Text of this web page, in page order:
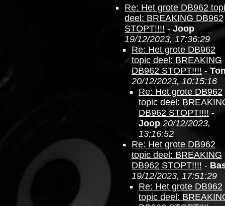
Re: Het grote DB962
deel: BREAKING DB962
STOPT!!!! - Joop
19/12/2023, 17:36:29
Re: Het grote DB962
topic deel: BREAKING
DB962 STOPT!!!!-
20/12/2023, 10:15:16
Re: Het grote DB962
topic deel:
DB962 STOPT!!!! -
Joop 20/12/2023,
13:16:52
Re: Het grote DB962
topic deel: BREAKING
DB962 STOPT!!!! -
19/12/2023, 17:51:29
Re: Het grote DB962
topic deel: